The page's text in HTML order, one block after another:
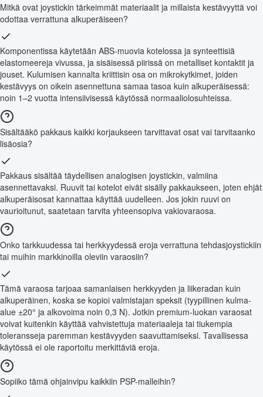
Mitkä ovat joystickin tärkeimmät materiaalit ja millaista kestävyyttä voi
odottaa verrattuna alkuperäiseen?
Komponentissa käytetään ABS-muovia kotelossa ja synteettisiä
elastomeereja vivussa, ja sisäisessä piirissä on metalliset kontaktit ja
jouset. Kulumisen kannalta kriittisin osa on mikrokytkimet, joiden
kestävyys on oikein asennettuna samaa tasoa kuin alkuperäisessä:
noin 1–2 vuotta intensiivisessä käytössä normaaliolosuhteissa.
Sisältääkö pakkaus kaikki korjaukseen tarvittavat osat vai tarvitaanko
lisäosia?
Pakkaus sisältää täydellisen analogisen joystickin, valmiina
asennettavaksi. Ruuvit tai kotelot eivät sisälly pakkaukseen, joten ehjät
alkuperäisosat kannattaa käyttää uudelleen. Jos jokin ruuvi on
vaurioitunut, saatetaan tarvita yhteensopiva vakiovaraosa.
Onko tarkkuudessa tai herkkyydessä eroja verrattuna tehdasjoystickiin
tai muihin markkinoilla oleviin varaosiin?
Tämä varaosa tarjoaa samanlaisen herkkyyden ja liikeradan kuin
alkuperäinen, koska se kopioi valmistajan speksit (tyypillinen kulma-
alue ±20° ja alkovoima noin 0,3 N). Jotkin premium-luokan varaosat
voivat kuitenkin käyttää vahvistettuja materiaaleja tai tiukempia
toleransseja paremman kestävyyden saavuttamiseksi. Tavallisessa
käytössä ei ole raportoitu merkittäviä eroja.
Sopiiko tämä ohjainvipu kaikkiin PSP-malleihin?